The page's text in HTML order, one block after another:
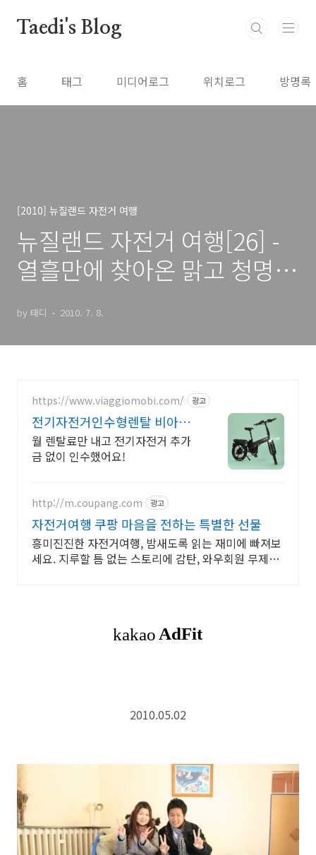
Taedi's Blog
홈 태그 미디어로그 위치로그 방명록
[2010] 뉴질랜드 자전거 여행
뉴질랜드 자전거 여행[26] -
열흘만에 찾아온 맑고 청명한
by 태디 2010. 7. 8.
https://www.viaggiomobi.com/ 광고
전기자전거인수형렌탈 비아지
오 할부보다 가뿐하게 자전거마
련
월 렌탈료만 내고 전기자전거 추가
금 없이 인수했어요!
http://m.coupang.com 광고
자전거여행 쿠팡 마음을 전하는 특별한 선물
흥미진진한 자전거여행, 밤새도록 읽는 재미에 빠져보
세요. 지루할 틈 없는 스토리에 감탄, 와우회원 무제한
2010.05.02